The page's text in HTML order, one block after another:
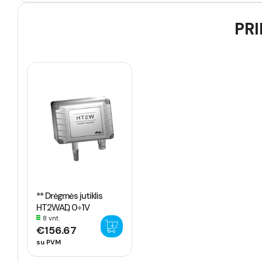
** Drėgmės jutiklis
HT2WAD, 0÷1V
8 vnt.
€156.67
su PVM